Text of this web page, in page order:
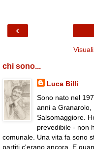
‹
chi sono...
Luca Billi
Sono nato nel
anni a Granarolo,
Salsomaggiore.
prevedibile - non
comunale. Una vita fa sono
partiti c'erano ancora. E